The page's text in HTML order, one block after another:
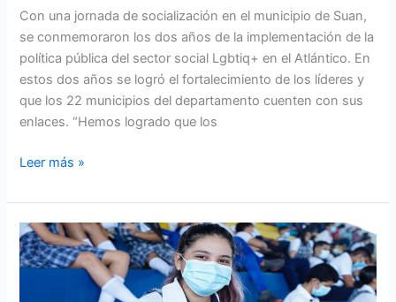
Con una jornada de socialización en el municipio de Suan,
se conmemoraron los dos años de la implementación de la
política pública del sector social Lgbtiq+ en el Atlántico. En
estos dos años se logró el fortalecimiento de los líderes y
que los 22 municipios del departamento cuenten con sus
enlaces. “Hemos logrado que los
Leer más »
En
el